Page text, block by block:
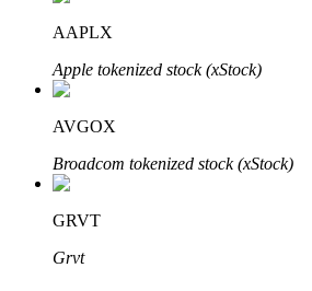
AAPLX
Apple tokenized stock (xStock)
AVGOX
Broadcom tokenized stock (xStock)
GRVT
Grvt